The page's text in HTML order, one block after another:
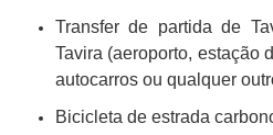
Transfer de partida de
Tavira (aeroporto, estação
autocarros ou qualquer
Bicicleta de estrada